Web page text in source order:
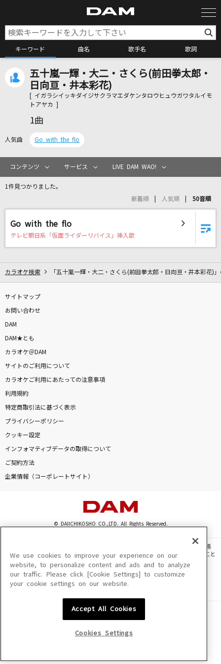
キーワード 曲名 歌手名 歌詞
カラオケ検索
カラオケリクエスト
全国りれき
リアルタイムで歌われている曲の一覧
シンデレラガール
King & Prince
メロディー
玉置浩二
UNDEAD
YOASOBI
AMPTAKxレインボーロード中77%
AMPTAKxCOLORS
甲賀忍法帖
[生音]Glass
河村隆一
[生音]リンジュー・ラヴ
マカロニえんぴつ
ノックブーツ
この夜を止めてよ
JUJU
もっと見る
カラオケ最新情報をチェック！
五十嵐一輝・大二・さくら(前田拳太郎・
日向亘・井本彩花)
[ イガラシイッキダイジサクラマエダケンタロウヒュウガワタルイモ
トアヤカ ]
1曲
人気曲 Go with the flo
コンテンツ サービス LIVE DAM WAO!
1件見つかりました。
新着順 人気順 50音順
Go with the flo
テレビ朝日系「仮面ライダーリバイス」挿入歌
カラオケ検索 「五十嵐一輝・大二・さくら(前田拳太郎・日向亘・井本彩花)
サイトマップ
お問い合わせ
DAM
DAM★とも
カラオケ＠DAM
サイトのご利用について
カラオケご利用にあたっての注意事項
利用規約
特定商取引法に基づく表示
プライバシーポリシー
クッキー設定
インフォマティブデータの取得について
ご契約方法
企業情報（コーポレートサイト）
© DAIICHIKOSHO CO.,LTD. All Rights Reserved.
このサイトに掲載されている一切の文章・画像・写真・動画・音声等を、手段や形態
を問わず、著作権法の定める範囲を超えて無断で複製、転載、ファイル化などすること
を禁じます。
楽曲及びコンテンツは、機種によりご利用いただけない場合があります。
楽曲及びコンテンツの配信日、配信内容が変更になる場合があります。
We use cookies to improve your experience on our
website, to personalize content and ads and to analyze
our traffic. Please click [Cookie Settings] to customize
your cookie settings on our website.
Accept All Cookies
Cookies Settings